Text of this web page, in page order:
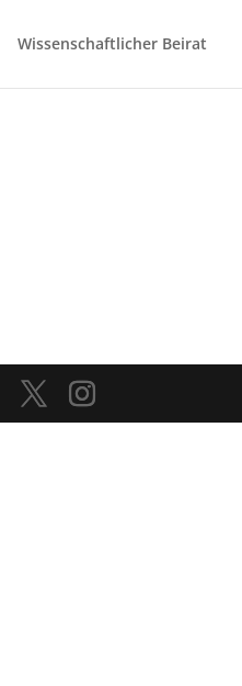
Wissenschaftlicher Beirat